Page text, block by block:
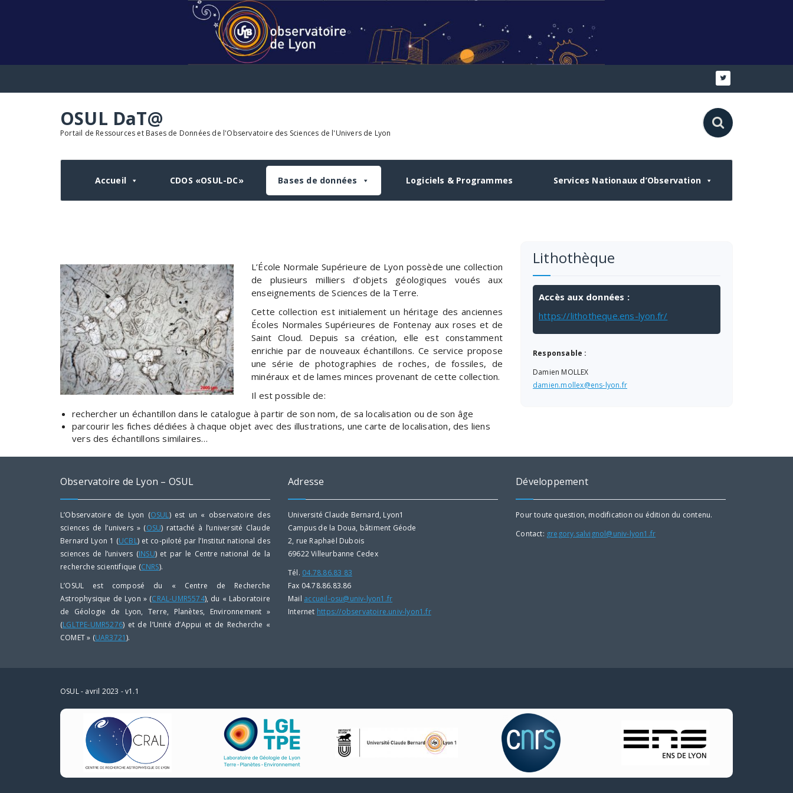
OSUL DaT@
Portail de Ressources et Bases de Données de l'Observatoire des Sciences de l'Univers de Lyon
Accueil CDOS «OSUL-DC» Bases de données Logiciels & Programmes Services Nationaux d’Observation
L’École Normale Supérieure de Lyon possède une collection
de plusieurs milliers d’objets géologiques voués aux
enseignements de Sciences de la Terre.
Cette collection est initialement un héritage des anciennes
Écoles Normales Supérieures de Fontenay aux roses et de
Saint Cloud. Depuis sa création, elle est constamment
enrichie par de nouveaux échantillons. Ce service propose
une série de photographies de roches, de fossiles, de
minéraux et de lames minces provenant de cette collection.
Il est possible de:
rechercher un échantillon dans le catalogue à partir de son nom, de sa localisation ou de son âge
parcourir les fiches dédiées à chaque objet avec des illustrations, une carte de localisation, des liens
vers des échantillons similaires…
Lithothèque
Accès aux données :
https://lithotheque.ens-lyon.fr/
Responsable :
Damien MOLLEX
damien.mollex@ens-lyon.fr
Observatoire de Lyon – OSUL
L’Observatoire de Lyon (OSUL) est un « observatoire des
sciences de l’univers » (OSU) rattaché à l’université Claude
Bernard Lyon 1 (UCBL) et co-piloté par l’Institut national des
sciences de l’univers (INSU) et par le Centre national de la
recherche scientifique (CNRS).
L’OSUL est composé du « Centre de Recherche
Astrophysique de Lyon » (CRAL-UMR5574), du « Laboratoire
de Géologie de Lyon, Terre, Planètes, Environnement »
(LGLTPE-UMR5276) et de l’Unité d’Appui et de Recherche «
COMET » (UAR3721).
Adresse
Université Claude Bernard, Lyon1
Campus de la Doua, bâtiment Géode
2, rue Raphaël Dubois
69622 Villeurbanne Cedex
Tél. 04.78.86.83 83
Fax 04.78.86.83.86
Mail accueil-osu@univ-lyon1.fr
Internet https://observatoire.univ-lyon1.fr
Développement
Pour toute question, modification ou édition du contenu.
Contact: gregory.salvignol@univ-lyon1.fr
OSUL - avril 2023 - v1.1